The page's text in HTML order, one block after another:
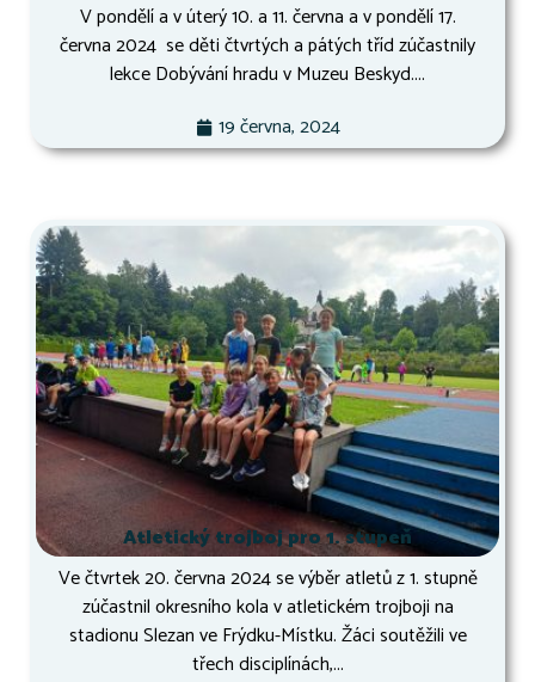
V pondělí a v úterý 10. a 11. června a v pondělí 17.
června 2024 se děti čtvrtých a pátých tříd zúčastnily
lekce Dobývání hradu v Muzeu Beskyd....
19 června, 2024
Atletický trojboj pro 1. stupeň
Ve čtvrtek 20. června 2024 se výběr atletů z 1. stupně
zúčastnil okresního kola v atletickém trojboji na
stadionu Slezan ve Frýdku-Místku. Žáci soutěžili ve
třech disciplínách,...